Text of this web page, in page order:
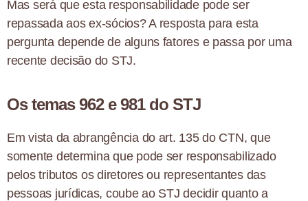
Mas será que esta responsabilidade pode ser
repassada aos ex-sócios? A resposta para esta
pergunta depende de alguns fatores e passa por uma
recente decisão do STJ.
Os temas 962 e 981 do STJ
Em vista da abrangência do art. 135 do CTN, que
somente determina que pode ser responsabilizado
pelos tributos os diretores ou representantes das
pessoas jurídicas, coube ao STJ decidir quanto a